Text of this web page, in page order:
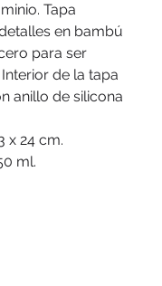
Tapa
en bambú
para ser
de la tapa
anillo de silicona
x 24 cm.
ml.